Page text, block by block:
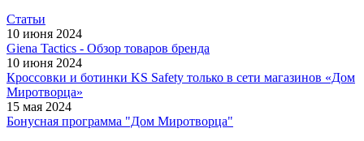
Статьи
10 июня 2024
Giena Tactics - Обзор товаров бренда
10 июня 2024
Кроссовки и ботинки KS Safety только в сети магазинов «Дом
Миротворца»
15 мая 2024
Бонусная программа "Дом Миротворца"